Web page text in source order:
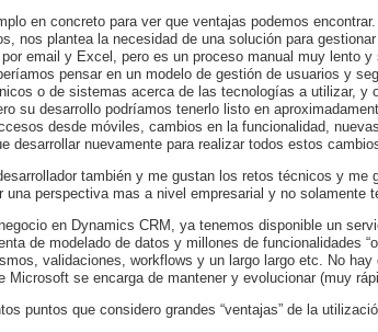
en concreto para ver que ventajas podemos
nos plantea la necesidad de una solución para
email y Excel, pero es un proceso manual muy lento
pensar en un modelo de gestión de usuarios y
o de sistemas acerca de las tecnologías a utilizar, y
su desarrollo podríamos tenerlo listo en
desde móviles, cambios en la funcionalidad,
desarrollar nuevamente para realizar todos estos
también y me gustan los retos técnicos y me
una perspectiva mas a nivel empresarial y no solamente
en Dynamics CRM, ya tenemos disponible un
de modelado de datos y millones de funcionalidades
validaciones, workflows y un largo largo etc. No
Microsoft se encarga de mantener y evolucionar (muy
puntos que considero grandes “ventajas” de la